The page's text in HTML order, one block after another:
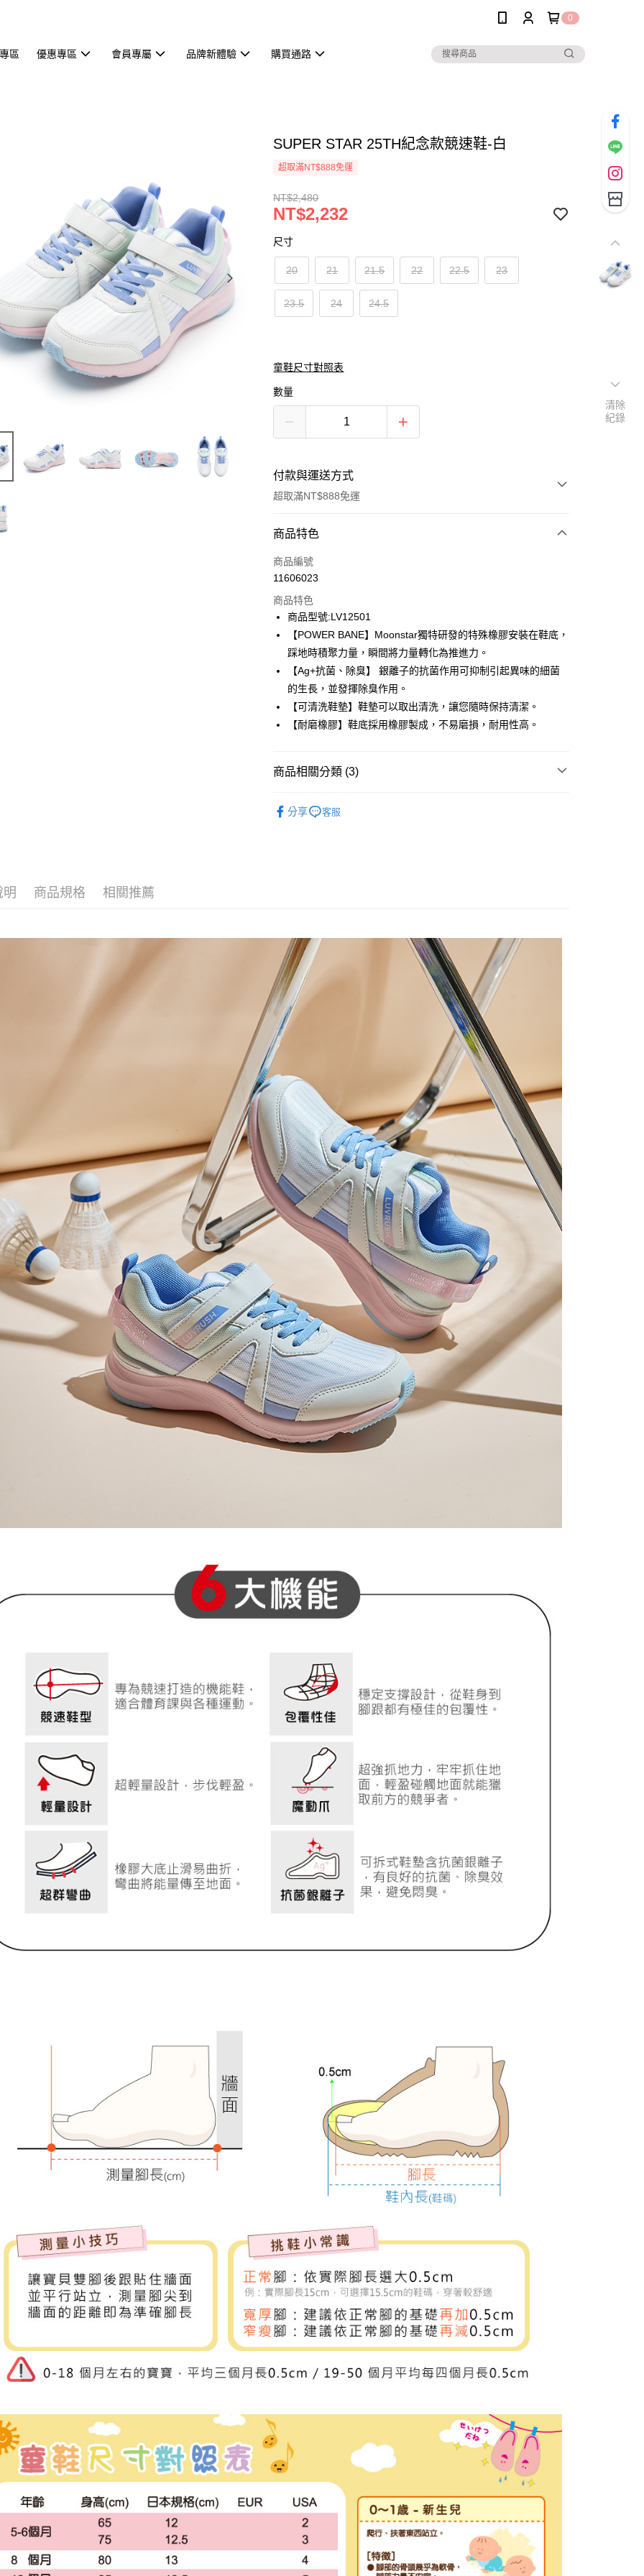
0
區 優惠專區 會員專屬 品牌新體驗 購買通路
SUPER STAR 25TH紀念款競速鞋-白
超取滿NT$888免運
NT$2,480
NT$2,232
尺寸
20 21 21.5 22 22.5 23
23.5 24 24.5
童鞋尺寸對照表
數量
付款與運送方式
超取滿NT$888免運
付款方式
信用卡一次付款
3 期 0 利率 每期
合作金庫商業銀行
第一商業銀行
華南商業銀行
彰化商業銀行
國泰世華商業銀行
兆豐國際商業銀行
臺灣中小企業銀行
匯豐（台灣）商業銀行
華泰商業銀行
聯邦商業銀行
遠東國際商業銀行
台新國際商業銀行
6 期 0 利率 每期 NT$372 21家銀行
合作金庫商業銀行
第一商業銀行
華南商業銀行
彰化商業銀行
上海商業儲蓄銀行
臺灣中小企業銀行
台中商業銀行
匯豐（台灣）商業銀行
華泰商業銀行
玉山商業銀行
台灣樂天信用卡公司
12 期 0 利率 每期NT$186
合作金庫商業銀行
第一商業銀行
華南商業銀行
上海商業儲蓄銀行
台北富邦商業銀行
國泰世華商業銀行
兆豐國際商業銀行
聯邦商業銀行
元大商業銀行
台新國際商業銀行
LINE Pay
Apple Pay
街口支付
全盈+PAY
【「AFTEE先享後付」結帳流程】
１．於結帳方式選擇「AFTEE先享後付」後，將跳轉至「AFTEE先享後
付」結帳頁面，進行簡訊認證並確認金額後，即可完成結帳。
２．訂單成立數日內，您將收到繳費通知簡訊。
３．收到繳費通知簡訊後14天內，點擊此簡訊中的連結，可透過四大超商
／ATM／網路銀行／等多元方式進行付款，方視為交易完成。
※ 請注意：結帳手續完成當下不需立刻繳費，但若您需要取消訂單，請聯
絡購買商品的店家。未經商家同意取消之訂單仍視為有效，需透過AFTEE
※ 交易是否成功請以「AFTEE先享後付 」之結帳頁面顯示為準，若有關於
是否繳費成功／繳費後需取消欲退款等相關疑問，請聯繫「AFTEE先享後
付客戶支援中心」
https://netprotections.freshdesk.com/support/home
【注意事項】
１．透過由恩沛科技股份有限公司提供之「AFTEE先享後付」服務完成之
交易，需依本服務之必要範圍內提供個人資料，並將交易相關給付款項請
求債權轉讓予恩沛科技股份有限公司。
２．關於個人資料處理事宜，請瀏覽以下網址：
https://aftee.tw/terms/#terms3
３．未成年的使用者請事先徵得法定代理人或監護人之同意方可使用
「AFTEE先享後付」，若未經同意申辦者引起之損失，本公司不負相關責
任。
４．使用「AFTEE先享後付」時，將依據個別帳號之用戶狀況，依本公司
即時審查核予不同之上限額度；若仍有額度不足之情形，本公司將視審查
結果請求用戶進行身份認證。
５．嚴禁一人註冊多個帳號或使用他人資訊註冊。若發現惡意使用之情
形，恩沛科技股份有限公司將有權停止該用戶之使用額度並採取法律行
動。
全家取貨
每筆NT$80，滿NT$888(含以上)免運費
萊爾富取貨
每筆NT$80，滿NT$1,000(含以上)免運費
7-11取貨
每筆NT$80，滿NT$1,000(含以上)免運費
宅配
每筆NT$80，滿NT$1,000(含以上)免運費
商品特色
商品編號
11606023
商品特色
商品型號:LV12501
【POWER BANE】Moonstar獨特研發的特殊橡膠安裝在鞋底，
踩地時積聚力量，瞬間將力量轉化為推進力。
【Ag+抗菌、除臭】 銀離子的抗菌作用可抑制引起異味的細菌
的生長，並發揮除臭作用。
【可清洗鞋墊】鞋墊可以取出清洗，讓您隨時保持清潔。
【耐磨橡膠】鞋底採用橡膠製成，不易磨損，耐用性高。
商品相關分類 (3)
分享 客服
明 商品規格 相關推薦
清除
紀錄